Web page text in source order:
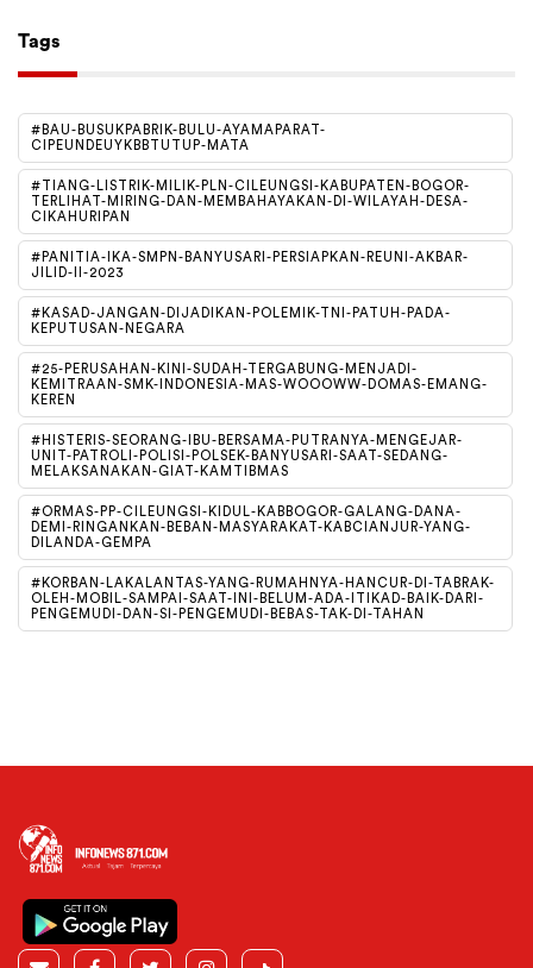
Tags
#BAU-BUSUKPABRIK-BULU-AYAMAPARAT-
CIPEUNDEUYKBBTUTUP-MATA
#TIANG-LISTRIK-MILIK-PLN-CILEUNGSI-KABUPATEN-BOGOR-
TERLIHAT-MIRING-DAN-MEMBAHAYAKAN-DI-WILAYAH-DESA-
CIKAHURIPAN
#PANITIA-IKA-SMPN-BANYUSARI-PERSIAPKAN-REUNI-AKBAR-
JILID-II-2023
#KASAD-JANGAN-DIJADIKAN-POLEMIK-TNI-PATUH-PADA-
KEPUTUSAN-NEGARA
#25-PERUSAHAN-KINI-SUDAH-TERGABUNG-MENJADI-
KEMITRAAN-SMK-INDONESIA-MAS-WOOOWW-DOMAS-EMANG-
KEREN
#HISTERIS-SEORANG-IBU-BERSAMA-PUTRANYA-MENGEJAR-
UNIT-PATROLI-POLISI-POLSEK-BANYUSARI-SAAT-SEDANG-
MELAKSANAKAN-GIAT-KAMTIBMAS
#ORMAS-PP-CILEUNGSI-KIDUL-KABBOGOR-GALANG-DANA-
DEMI-RINGANKAN-BEBAN-MASYARAKAT-KABCIANJUR-YANG-
DILANDA-GEMPA
#KORBAN-LAKALANTAS-YANG-RUMAHNYA-HANCUR-DI-TABRAK-
OLEH-MOBIL-SAMPAI-SAAT-INI-BELUM-ADA-ITIKAD-BAIK-DARI-
PENGEMUDI-DAN-SI-PENGEMUDI-BEBAS-TAK-DI-TAHAN